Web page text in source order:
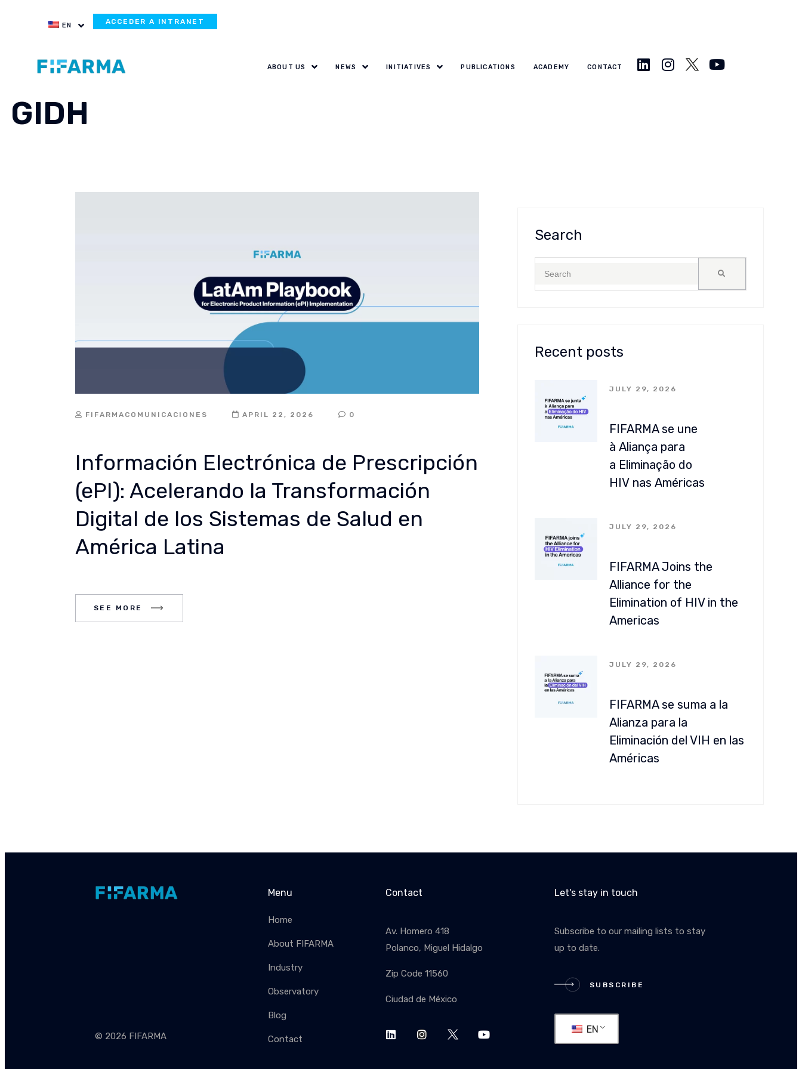
EN ACCEDER A INTRANET
ABOUT US NEWS INITIATIVES PUBLICATIONS ACADEMY CONTACT
GIDH
FIFARMACOMUNICACIONES APRIL 22, 2026 0
Información Electrónica de Prescripción
(ePI): Acelerando la Transformación
Digital de los Sistemas de Salud en
América Latina
SEE MORE
Search
Recent posts
JULY 29, 2026
FIFARMA se une
à Aliança para
a Eliminação do
HIV nas Américas
JULY 29, 2026
FIFARMA Joins the
Alliance for the
Elimination of HIV in the
Americas
JULY 29, 2026
FIFARMA se suma a la
Alianza para la
Eliminación del VIH en las
Américas
© 2026 FIFARMA
Menu
Home
About FIFARMA
Industry
Observatory
Blog
Contact
Contact
Av. Homero 418
Polanco, Miguel Hidalgo
Zip Code 11560
Ciudad de México
Let's stay in touch
Subscribe to our mailing lists to stay
up to date.
SUBSCRIBE
EN